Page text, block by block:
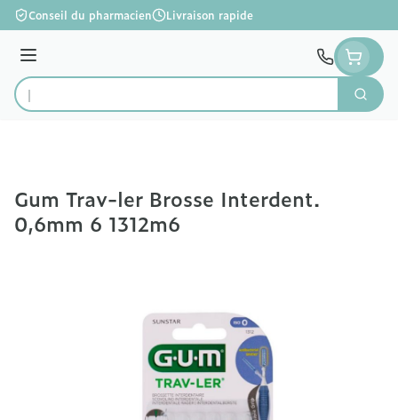
Aller au contenu
Conseil du pharmacien Livraison rapide
Menu
Rechercher
Gum Trav-ler Brosse Interdent.
0,6mm 6 1312m6